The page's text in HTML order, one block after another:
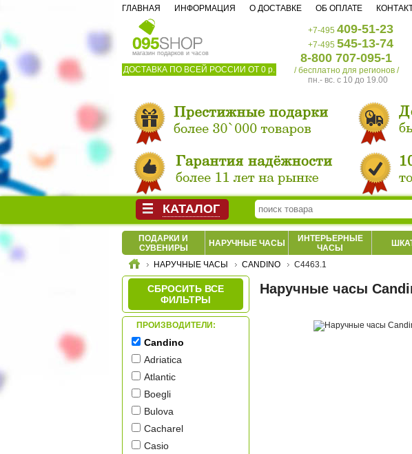
магазин подарков и часов
ДОСТАВКА ПО ВСЕЙ РОССИИ ОТ 0 р.
+7-495 409-51-23
+7-495 545-13-74
8-800 707-095-1
/ бесплатно для регионов /
пн.- вс. c 10 до 19.00
ГЛАВНАЯ ИНФОРМАЦИЯ О ДОСТАВКЕ ОБ ОПЛАТЕ
ПОДАРКИ И
СУВЕНИРЫ
НАРУЧНЫЕ ЧАСЫ
ИНТЕРЬЕРНЫЕ
ЧАСЫ
НАРУЧНЫЕ ЧАСЫ CANDINO C4463.1
СБРОСИТЬ ВСЕ
ФИЛЬТРЫ
ПРОИЗВОДИТЕЛИ:
Candino
Adriatica
Atlantic
Boegli
Bulova
Cacharel
Casio
Наручные часы
КАТАЛОГ